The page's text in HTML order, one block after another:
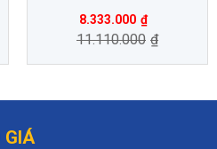
8.333.000 ₫
11.110.000 ₫
GIÁ